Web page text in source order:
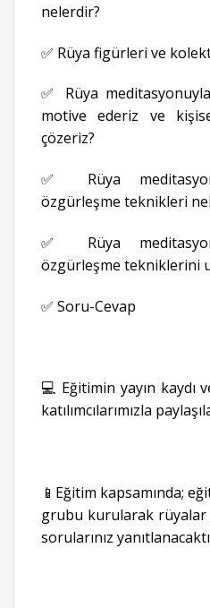
nelerdir?
✅ Rüya figürleri ve
✅ Rüya
motive ederiz ve
çözeriz?
✅ Rüya
özgürleşme teknikleri
✅ Rüya
özgürleşme tekniklerini
✅ Soru-Cevap
💻 Eğitimin yayın kaydı
katılımcılarımızla
📱Eğitim kapsamında;
grubu kurularak
sorularınız